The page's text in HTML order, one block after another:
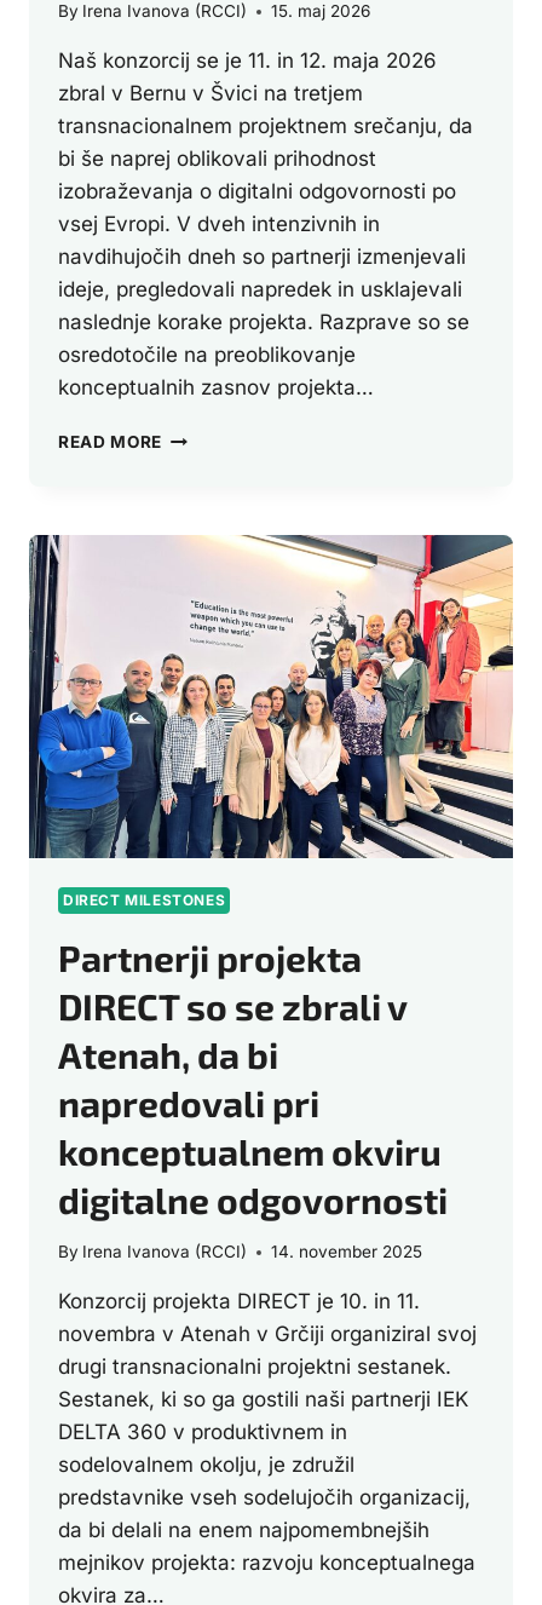
By Irena Ivanova (RCCI) 15. maj 2026
Naš konzorcij se je 11. in 12. maja 2026
zbral v Bernu v Švici na tretjem
transnacionalnem projektnem srečanju, da
bi še naprej oblikovali prihodnost
izobraževanja o digitalni odgovornosti po
vsej Evropi. V dveh intenzivnih in
navdihujočih dneh so partnerji izmenjevali
ideje, pregledovali napredek in usklajevali
naslednje korake projekta. Razprave so se
osredotočile na preoblikovanje
konceptualnih zasnov projekta…
READ MORE KONZORCIJ
JE
BERNU
ŠVICI
NA
TRETJEM
TRANSNACIONALNEM
PROJEKTNEM
SREČANJU
DIRECT MILESTONES
Partnerji projekta
DIRECT so se zbrali v
Atenah, da bi
napredovali pri
konceptualnem okviru
digitalne odgovornosti
By Irena Ivanova (RCCI) 14. november 2025
Konzorcij projekta DIRECT je 10. in 11.
novembra v Atenah v Grčiji organiziral svoj
drugi transnacionalni projektni sestanek.
Sestanek, ki so ga gostili naši partnerji IEK
DELTA 360 v produktivnem in
sodelovalnem okolju, je združil
predstavnike vseh sodelujočih organizacij,
da bi delali na enem najpomembnejših
mejnikov projekta: razvoju konceptualnega
okvira za…